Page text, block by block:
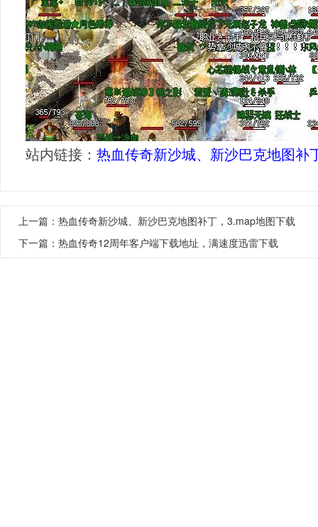
站内链接： 热血传奇新沙城、新沙巴克地图补
上一篇： 热血传奇新沙城、新沙巴克地图补丁，3.map地图下载
下一篇： 热血传奇12周年客户端下载地址，满速度迅雷下载